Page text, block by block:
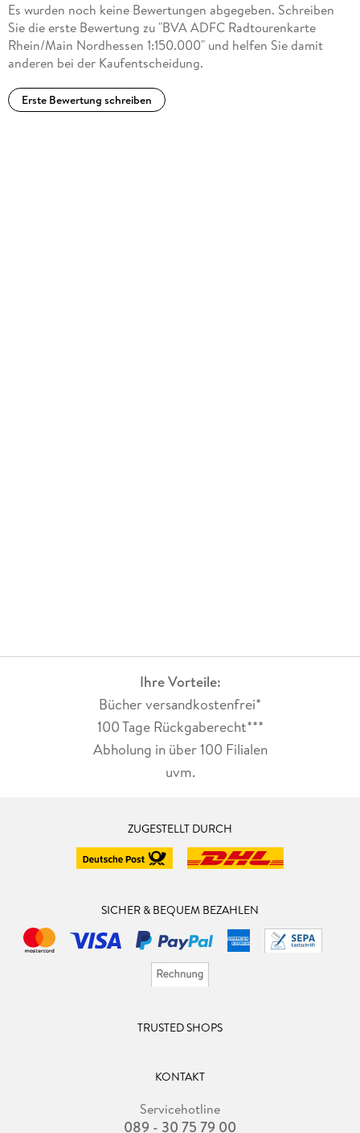
Es wurden noch keine Bewertungen abgegeben. Schreiben
Sie die erste Bewertung zu "BVA ADFC Radtourenkarte
Rhein/Main Nordhessen 1:150.000" und helfen Sie damit
anderen bei der Kaufentscheidung.
Erste Bewertung schreiben
Ihre Vorteile:
Bücher versandkostenfrei*
100 Tage Rückgaberecht***
Abholung in über 100 Filialen
uvm.
ZUGESTELLT DURCH
SICHER & BEQUEM BEZAHLEN
TRUSTED SHOPS
KONTAKT
Servicehotline
089 - 30 75 79 00